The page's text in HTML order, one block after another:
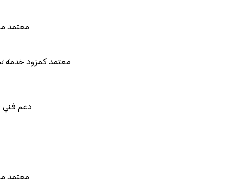
معتمد من هيئة الزكاة والضريبة
معتمد كمزود خدمة تخطيط موارد المؤسسات
دعم فني في استيراد بيانات
معتمد من هيئة الزكاة والضريبة